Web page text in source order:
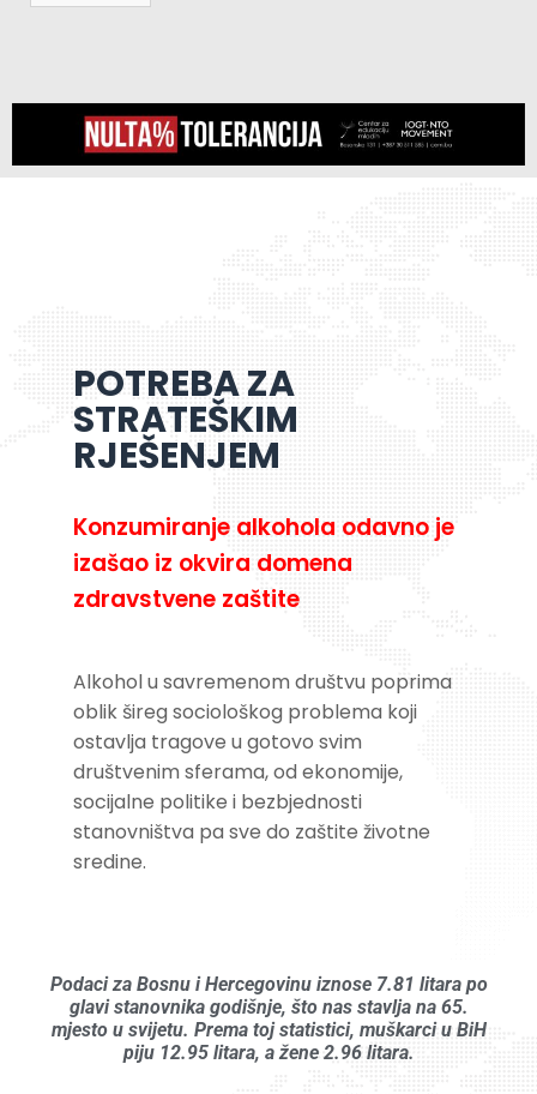
POTREBA ZA
STRATEŠKIM
RJEŠENJEM
Konzumiranje alkohola odavno je
izašao iz okvira domena
zdravstvene zaštite
Alkohol u savremenom društvu poprima
oblik šireg sociološkog problema koji
ostavlja tragove u gotovo svim
društvenim sferama, od ekonomije,
socijalne politike i bezbjednosti
stanovništva pa sve do zaštite životne
sredine.
Podaci za Bosnu i Hercegovinu iznose 7.81 litara po
glavi stanovnika godišnje, što nas stavlja na 65.
mjesto u svijetu. Prema toj statistici, muškarci u BiH
piju 12.95 litara, a žene 2.96 litara.